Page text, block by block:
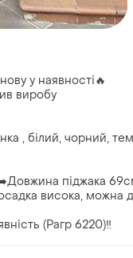
у наявності🔥
виробу
, білий, чорний,
піджака
висока, можна
(Рагр 6220)‼️